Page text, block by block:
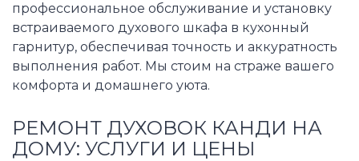
профессиональное обслуживание и установку
встраиваемого духового шкафа в кухонный
гарнитур, обеспечивая точность и аккуратность
выполнения работ. Мы стоим на страже вашего
комфорта и домашнего уюта.
РЕМОНТ ДУХОВОК КАНДИ НА
ДОМУ: УСЛУГИ И ЦЕНЫ